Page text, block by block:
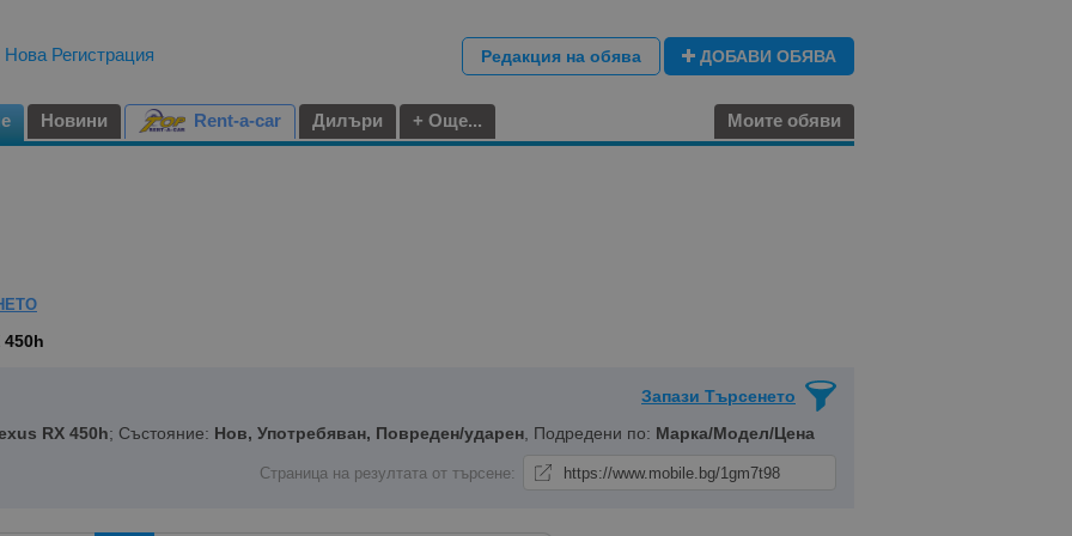
Нова Регистрация Редакция на обява ДОБАВИ ОБЯВА
Новини Rent-a-car Дилъри + Още... Моите обяви
Запази Търсенето
RX 450h; Състояние: Нов, Употребяван, Повреден/ударен, Подредени по: Марка/Модел/Цена
Страница на резултата от търсене: